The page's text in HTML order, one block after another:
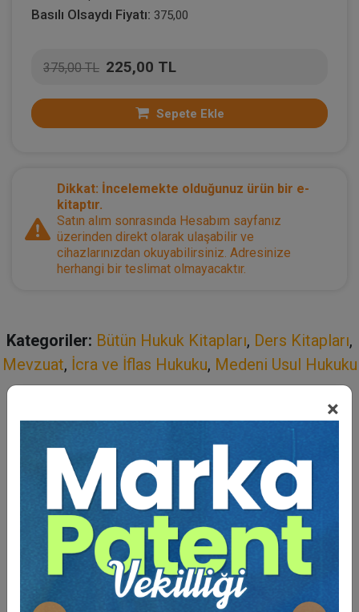
×
Basılı Olsaydı Fiyatı: 375,00
375,00 TL 225,00 TL
Sepete Ekle
Dikkat: İncelemekte olduğunuz ürün bir e-
kitaptır.
Satın alım sonrasında Hesabım sayfanız
üzerinden direkt olarak ulaşabilir ve
cihazlarınızdan okuyabilirsiniz. Adresinize
herhangi bir teslimat olmayacaktır.
Kategoriler: Bütün Hukuk Kitapları, Ders Kitapları,
Mevzuat, İcra ve İflas Hukuku, Medeni Usul Hukuku
Bu Kitap İçin Kaç Ağaç
Kesiliyor ?
TEBLİGAT KANUNU
TEBLİGAT KANUNUNUN UYGULANMASINA DAİR YÖNETMELİK
ELEKTRONİK TEBLİGAT YÖNETMELİĞİ